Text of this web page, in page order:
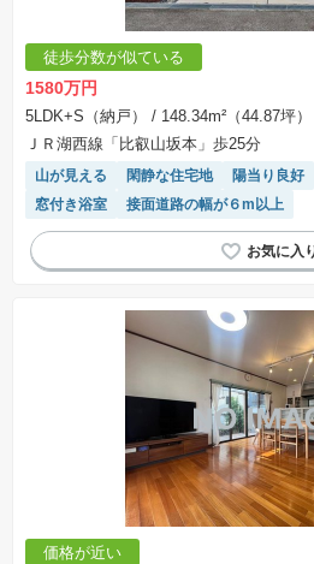
徒歩分数が似ている
1580万円
5LDK+S（納戸） / 148.34m²（44.87坪）
ＪＲ湖西線「比叡山坂本」歩25分
山が見える 閑静な住宅地 陽当り良好
窓付き浴室
接面道路の幅が６m以上
価格が近い